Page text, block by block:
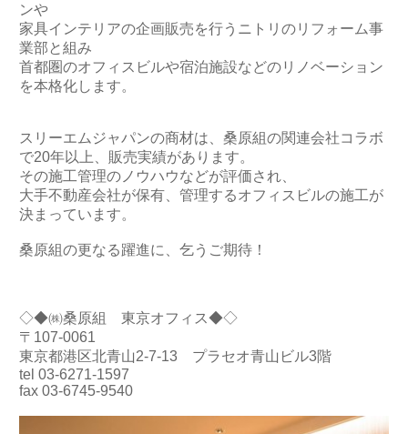
ンや
家具インテリアの企画販売を行うニトリのリフォーム事
業部と組み
首都圏のオフィスビルや宿泊施設などのリノベーション
を本格化します。
スリーエムジャパンの商材は、桑原組の関連会社コラボ
で20年以上、販売実績があります。
その施工管理のノウハウなどが評価され、
大手不動産会社が保有、管理するオフィスビルの施工が
決まっています。
桑原組の更なる躍進に、乞うご期待！
◇◆㈱桑原組 東京オフィス◆◇
〒107-0061
東京都港区北青山2-7-13 プラセオ青山ビル3階
tel 03-6271-1597
fax 03-6745-9540